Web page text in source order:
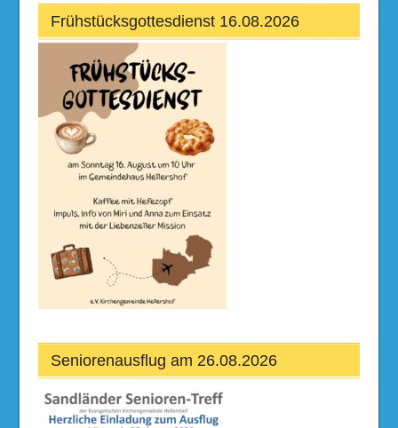
Frühstücksgottesdienst 16.08.2026
Seniorenausflug am 26.08.2026